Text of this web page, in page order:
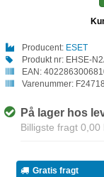
Producent: ESET
Produkt nr: EHSE-
EAN:
Varenummer:
På lager hos
Billigste fragt 0,00
Gratis fragt